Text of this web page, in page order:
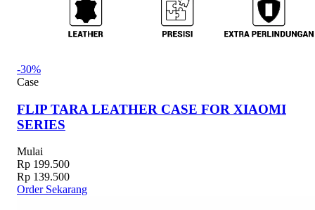
-30%
Case
FLIP TARA LEATHER CASE FOR XIAOMI
SERIES
Mulai
Rp 199.500
Rp 139.500
Order Sekarang